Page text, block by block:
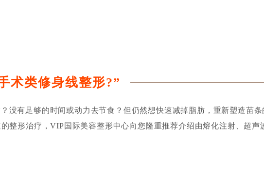
术类修身线整形?”
没有足够的时间或动力去节食？但仍然想快速减掉脂肪，重新塑造苗
整形治疗，VIP国际美容整形中心向您隆重推荐介绍由熔化注射、超